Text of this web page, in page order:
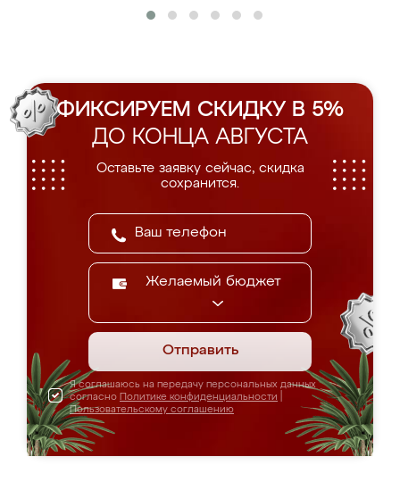
ФИКСИРУЕМ СКИДКУ В 5%
ДО КОНЦА АВГУСТА
Оставьте заявку сейчас, скидка
сохранится.
Желаемый бюджет
Отправить
Я соглашаюсь на передачу персональных данных
согласно Политике конфиденциальности
Пользовательскому соглашению